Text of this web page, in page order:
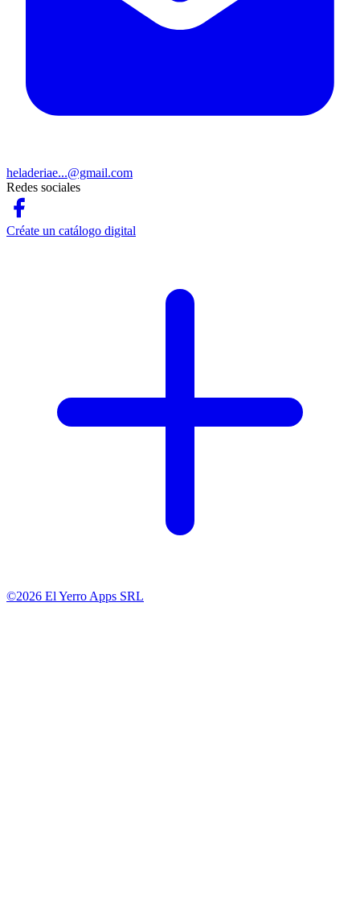
heladeriae...@gmail.com
Redes sociales
Créate un catálogo digital
©2026 El Yerro Apps SRL